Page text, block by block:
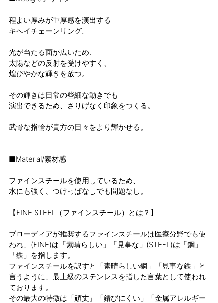
程よい厚みが重厚感を演出する
キヘイチェーンリング。
光が当たる面が広いため、
太陽などの反射を受けやすく、
煌びやかな輝きを放つ。
その輝きは日常の些細な動きでも
演出できるため、さりげなく印象をつくる。
武骨な指輪が貴方の日々をより輝かせる。
■Material/素材感
ファインスチールを使用しているため、
水にも強く、つけっぱなしでも問題なし。
【FINE STEEL（ファインスチール）とは？】
ブローディアが推奨するファインスチールは医療分野でも使
われ、(FINE)は「素晴らしい」「見事な」(STEEL)は「鋼」
「鉄」を指します。
ファインスチールを訳すと「素晴らしい鋼」「見事な鉄」と
言うように、最上級のステンレスを指した言葉として使われ
ております。
その最大の特徴は「頑丈」「錆びにくい」「金属アレルギー